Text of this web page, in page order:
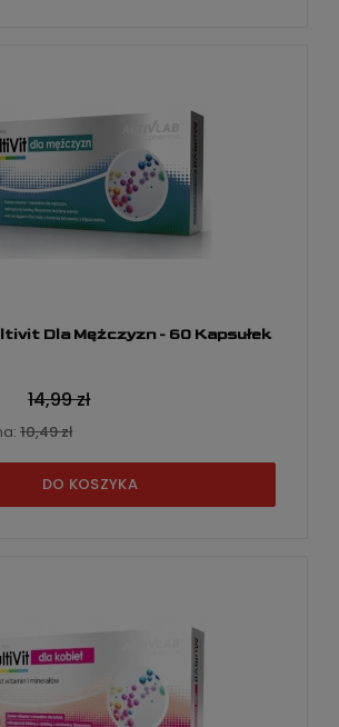
Dla Mężczyzn - 60 Kapsułek
14,99 zł
10,49 zł
DO KOSZYKA